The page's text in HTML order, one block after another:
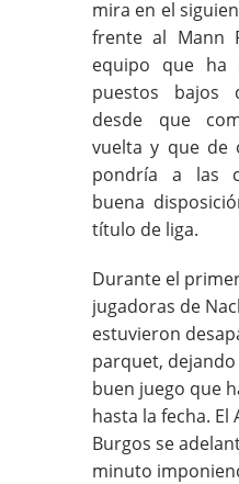
mira en el
frente al Mann
equipo que ha
puestos bajos
desde que
vuelta y que de
pondría a las
buena
título de liga.
Durante el
jugadoras de
estuvieron
parquet,
buen juego que
hasta la fecha. El
Burgos se
minuto